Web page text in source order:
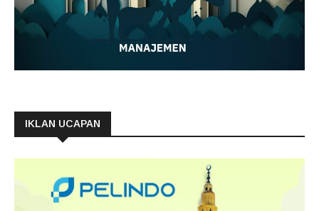
IKLAN UCAPAN